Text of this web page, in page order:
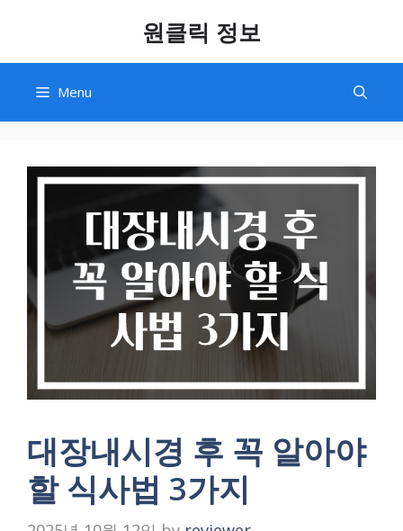
content
원클릭 정보
Menu
대장내시경 후 꼭 알아야
할 식사법 3가지